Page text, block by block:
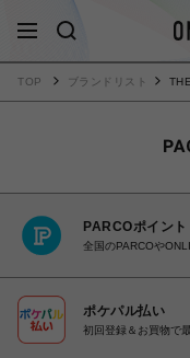
TOP ブランドリスト
PARCOポイント
全国のPARCOや
ポケパル払い
初回登録＆お買物で